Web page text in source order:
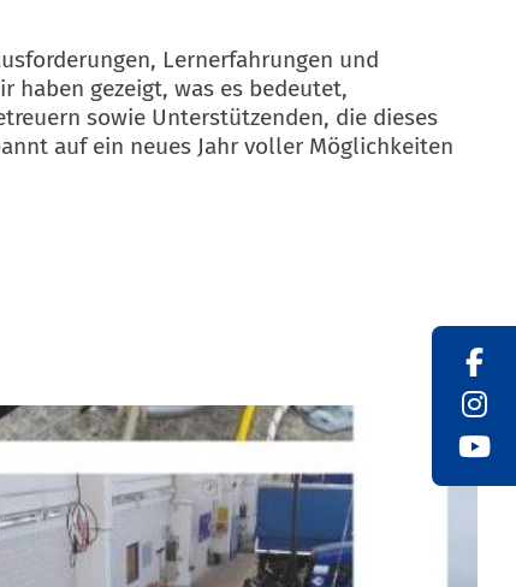
Lernerfahrungen und
haben gezeigt, was es bedeutet,
sowie Unterstützenden, die dieses
auf ein neues Jahr voller Möglichkeiten